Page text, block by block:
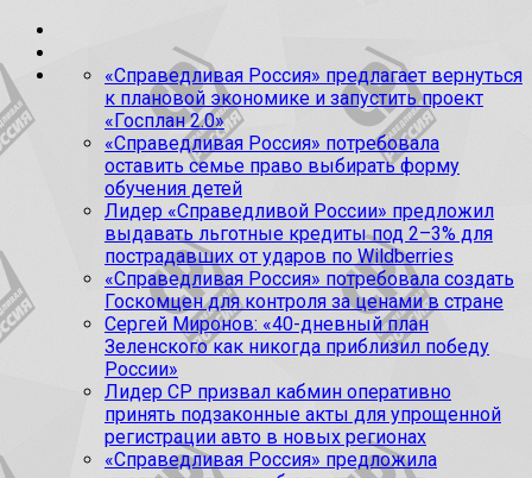
«Справедливая Россия» предлагает вернуться
к плановой экономике и запустить проект
«Госплан 2.0»
«Справедливая Россия» потребовала
оставить семье право выбирать форму
обучения детей
Лидер «Справедливой России» предложил
выдавать льготные кредиты под 2–3% для
пострадавших от ударов по Wildberries
«Справедливая Россия» потребовала создать
Госкомцен для контроля за ценами в стране
Сергей Миронов: «40-дневный план
Зеленского как никогда приблизил победу
России»
Лидер СР призвал кабмин оперативно
принять подзаконные акты для упрощенной
регистрации авто в новых регионах
«Справедливая Россия» предложила